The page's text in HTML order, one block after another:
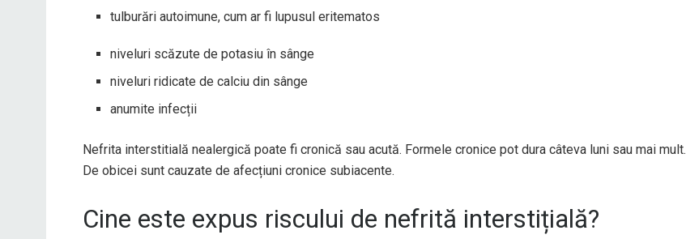
tulburări autoimune, cum ar fi lupusul eritematos
niveluri scăzute de potasiu în sânge
niveluri ridicate de calciu din sânge
anumite infecții
Nefrita interstitială nealergică poate fi cronică sau acută. Formele cronice pot dura câteva luni sau mai mult.
De obicei sunt cauzate de afecțiuni cronice subiacente.
Cine este expus riscului de nefrită interstițială?